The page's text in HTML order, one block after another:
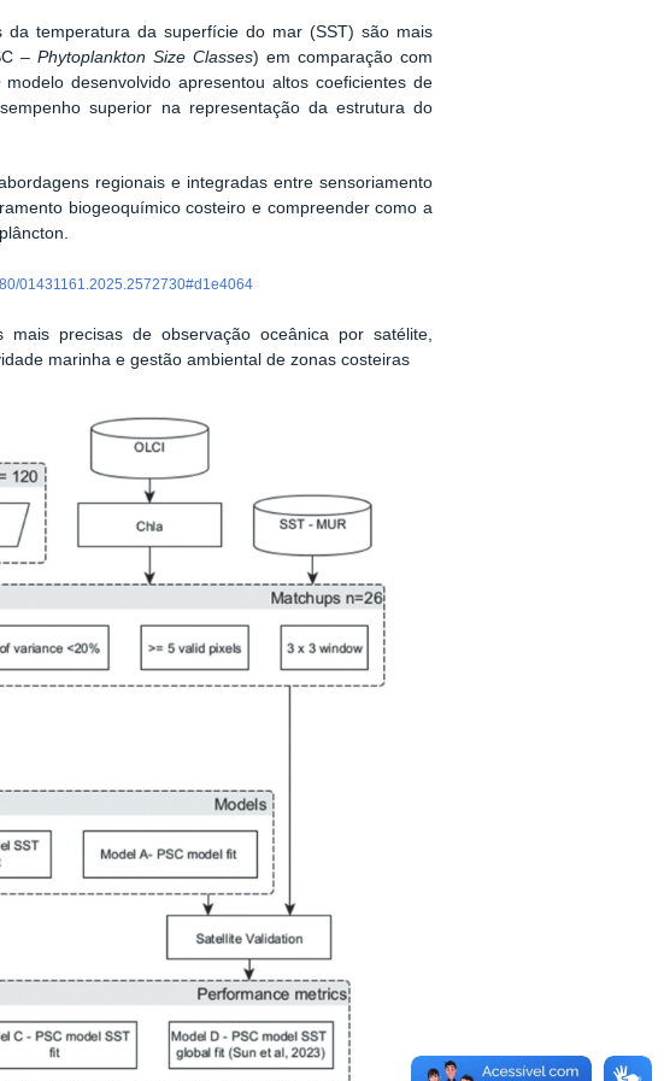
temperatura da superfície do mar (SST) são mais
– Phytoplankton Size Classes) em comparação com
desenvolvido apresentou altos coeficientes de
superior na representação da estrutura do
regionais e integradas entre sensoriamento
biogeoquímico costeiro e compreender como a
01431161.2025.2572730#d1e4064
precisas de observação oceânica por satélite,
marinha e gestão ambiental de zonas costeiras